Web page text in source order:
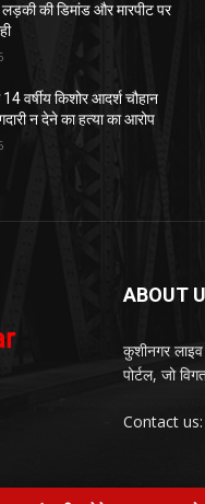
की डिमांड और मारपीट पर
वर्षीय किशोर आदर्श चौहान
न देने का हत्या का आरोप
ABOUT
कुशीनगर
पोर्टल, जो
Contact us: